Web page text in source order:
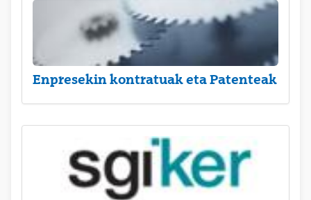
Enpresekin kontratuak eta Patenteak